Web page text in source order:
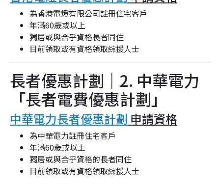
為香港電燈有限公司註冊住宅客戶
年滿60歲或以上
獨居或與合乎資格長者同住
目前領取或有資格領取綜援人士
長者優惠計劃｜2. 中華電力
「長者電費優惠計劃」
中華電力長者優惠計劃 申請資格
為中華電力註冊住宅客戶
年滿60歲或以上
獨居或與合乎資格的長者同住
目前領取或有資格領取綜援人士